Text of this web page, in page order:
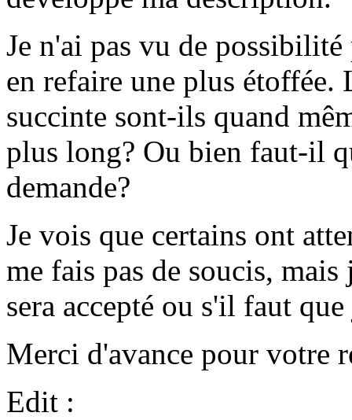
Je n'ai pas vu de
en refaire une plus étoffée.
succinte sont-ils quand
plus long? Ou bien faut-il
demande?
Je vois que certains ont
me fais pas de soucis,
sera accepté ou s'il faut
Merci d'avance pour votre
Edit :